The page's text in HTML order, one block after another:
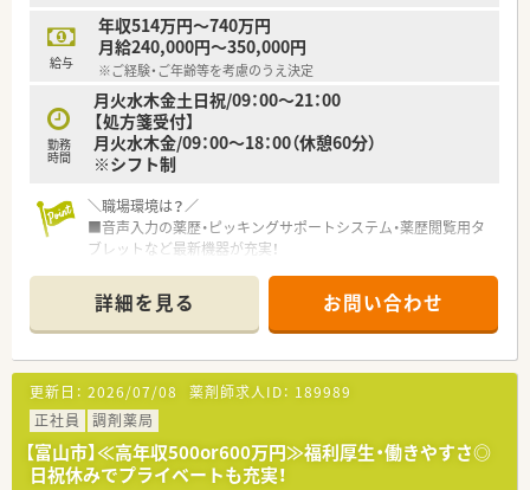
給与
年収514万円～740万円
月給240,000円～350,000円
※ご経験・ご年齢等を考慮のうえ決定
勤務
時間
月火水木金土日祝/09：00～21：00
【処方箋受付】
月火水木金/09：00～18：00（休憩60分）
※シフト制
＼職場環境は？／
■音声入力の薬歴・ピッキングサポートシステム・薬歴閲覧用タ
ブレットなど最新機器が充実！
環境が整っております。
★コンサルタントからのオススメポイント★
■キャリアアップを目指される方にオススメ！2年目で薬局長・4
年目でエリアマネージャーに昇格できるなど多数のチャンスが
ございます。また本社にてＤＩ業務・人事・薬事研究・教育情報部
など様々なステップアップが可能です。
■座り投薬により、患者様とじっくりお話しすることができま
す。
詳細を見る お問い合わせ
更新日： 2026/07/08 薬剤師求人ID： 189989
正社員
調剤薬局
【富山市】≪高年収500or600万円≫福利厚生・働きやすさ◎
日祝休みでプライベートも充実！